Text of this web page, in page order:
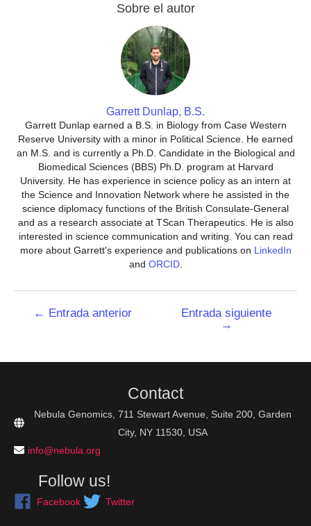
Sobre el autor
Garrett Dunlap, B.S.
Garrett Dunlap earned a B.S. in Biology from Case Western
Reserve University with a minor in Political Science. He earned
an M.S. and is currently a Ph.D. Candidate in the Biological and
Biomedical Sciences (BBS) Ph.D. program at Harvard
University. He has experience in science policy as an intern at
the Science and Innovation Network where he assisted in the
science diplomacy functions of the British Consulate-General
and as a research associate at TScan Therapeutics. He is also
interested in science communication and writing. You can read
more about Garrett's experience and publications on LinkedIn
and ORCID.
Navegación
← Entrada anterior
Entrada siguiente
→
Contact
Nebula Genomics, 711 Stewart Avenue, Suite 200, Garden
City, NY 11530, USA
info@nebula.org
Follow us!
Facebook Twitter